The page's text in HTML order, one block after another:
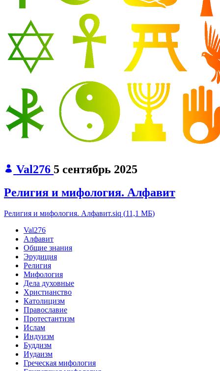
Val276 5 сентябрь 2025
Религия и мифология. Алфавит
Религия и мифология. Алфавит.siq (11,1 МБ)
Val276
Алфавит
Общие знания
Эрудиция
Религия
Мифология
Дела духовные
Христианство
Католицизм
Православие
Протестантизм
Ислам
Индуизм
Буддизм
Иудаизм
Греческая мифология